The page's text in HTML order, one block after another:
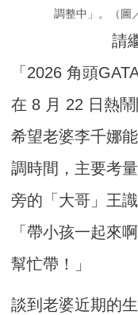
調整中」。（圖
請
「2026 角頭
在 8 月 22 日熱
希望老婆李千娜
調時間，主要考
旁的「大哥」王
「帶小孩一起來
幫忙帶！」
談到老婆近期的